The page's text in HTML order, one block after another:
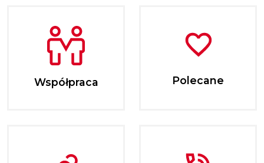
Współpraca Polecane